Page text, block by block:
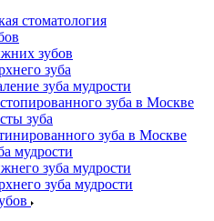
стоматология
зубов
зуба
зуба мудрости
зуба в Москве
зуба
зуба в Москве
мудрости
зуба мудрости
зуба мудрости